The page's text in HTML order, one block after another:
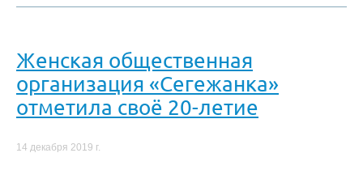
Женская общественная
организация «Сегежанка»
отметила своё 20-летие
14 декабря 2019 г.